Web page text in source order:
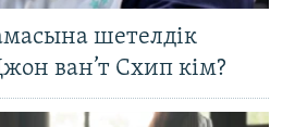
шетелдік
ван’т Схип кім?